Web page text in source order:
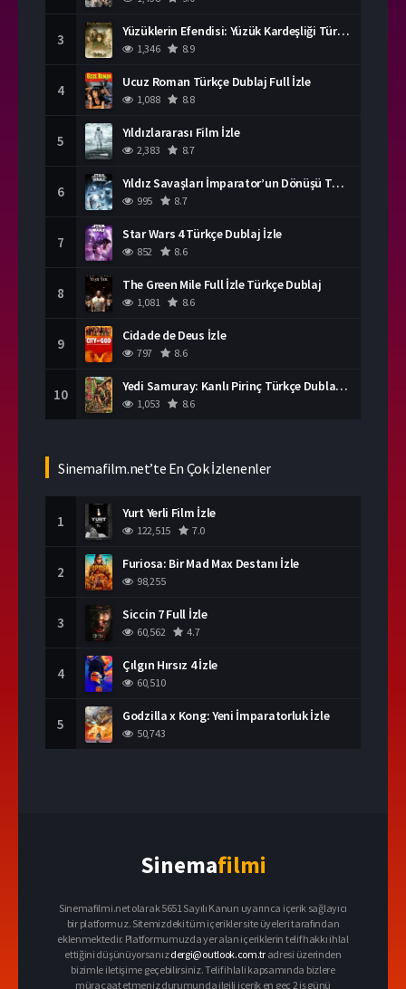
3 Yüzüklerin Efendisi: Yüzük Kardeşliği Türkçe Dublaj İzle
1,346 8.9
4 Ucuz Roman Türkçe Dublaj Full İzle
1,088 8.8
5 Yıldızlararası Film İzle
2,383 8.7
6 Yıldız Savaşları İmparator’un Dönüşü Türkçe Dublaj İzle
995 8.7
7 Star Wars 4 Türkçe Dublaj İzle
852 8.6
8 The Green Mile Full İzle Türkçe Dublaj
1,081 8.6
9 Cidade de Deus İzle
797 8.6
10 Yedi Samuray: Kanlı Pirinç Türkçe Dublaj İzle
1,053 8.6
Sinemafilm.net’te En Çok İzlenenler
1 Yurt Yerli Film İzle
122,515 7.0
2 Furiosa: Bir Mad Max Destanı İzle
98,255
3 Siccin 7 Full İzle
60,562 4.7
4 Çılgın Hırsız 4 İzle
60,510
5 Godzilla x Kong: Yeni İmparatorluk İzle
50,743
Sinemafilmi
Sinemafilmi.net olarak 5651 Sayılı Kanun uyarınca içerik sağlayıcı
bir platformuz. Sitemizdeki tüm içerikler site üyeleri tarafından
eklenmektedir. Platformumuzda yer alan içeriklerin telif hakkı ihlal
ettiğini düşünüyorsanızdergi@outlook.com.tr adresi üzerinden
bizimle iletişime geçebilirsiniz. Telif ihlali kapsamında bizlere
müracaat etmeniz durumunda ilgili içerik en geç 2 iş günü